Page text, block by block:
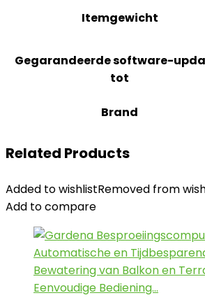
Itemgewicht
Gegarandeerde software-
tot
Brand
Related Products
Added to wishlistRemoved from
Add to compare